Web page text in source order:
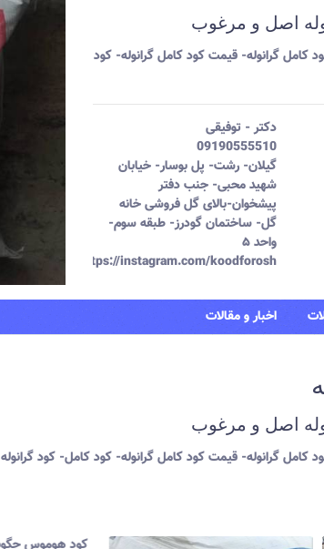
اصل و مرغوب
کامل گرانوله- قیمت کود کامل گرانوله- کود
دکتر - توفیقی
09190555510
گیلان- رشت- پل بوسار- خیابان
شهید محبی- جنب دفتر
پیشخوان-بالای گل فروشی خانه
گل- ساختمان گودرز- طبقه سوم-
واحد ۵
https://instagram.com/koodforosh
اخبار و مقالات
اصل و مرغوب
کامل گرانوله- قیمت کود کامل گرانوله- کود کامل- کود گرانوله